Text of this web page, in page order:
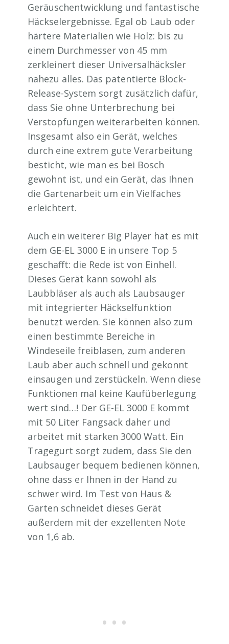
Geräuschentwicklung und fantastische
Häckselergebnisse. Egal ob Laub oder
härtere Materialien wie Holz: bis zu
einem Durchmesser von 45 mm
zerkleinert dieser Universalhäcksler
nahezu alles. Das patentierte Block-
Release-System sorgt zusätzlich dafür,
dass Sie ohne Unterbrechung bei
Verstopfungen weiterarbeiten können.
Insgesamt also ein Gerät, welches
durch eine extrem gute Verarbeitung
besticht, wie man es bei Bosch
gewohnt ist, und ein Gerät, das Ihnen
die Gartenarbeit um ein Vielfaches
erleichtert.
Auch ein weiterer Big Player hat es mit
dem GE-EL 3000 E in unsere Top 5
geschafft: die Rede ist von Einhell.
Dieses Gerät kann sowohl als
Laubbläser als auch als Laubsauger
mit integrierter Häckselfunktion
benutzt werden. Sie können also zum
einen bestimmte Bereiche in
Windeseile freiblasen, zum anderen
Laub aber auch schnell und gekonnt
einsaugen und zerstückeln. Wenn diese
Funktionen mal keine Kaufüberlegung
wert sind…! Der GE-EL 3000 E kommt
mit 50 Liter Fangsack daher und
arbeitet mit starken 3000 Watt. Ein
Tragegurt sorgt zudem, dass Sie den
Laubsauger bequem bedienen können,
ohne dass er Ihnen in der Hand zu
schwer wird. Im Test von Haus &
Garten schneidet dieses Gerät
außerdem mit der exzellenten Note
von 1,6 ab.